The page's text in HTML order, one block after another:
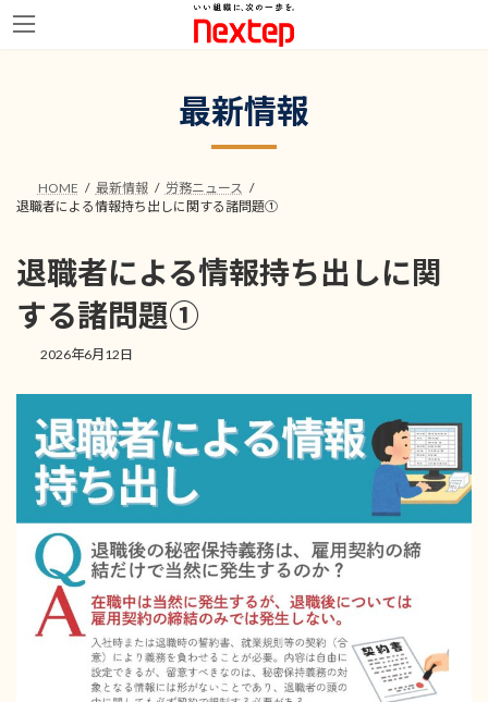
最新情報
HOME 最新情報
労務ニュース
退職者による情報持ち出しに関する諸問題①
退職者による情報持ち出しに関
する諸問題①
2026年6月12日